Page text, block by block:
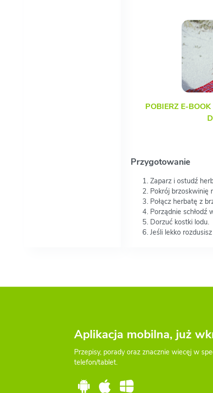
POBIERZ E-
Przygotowanie
Zaparz i ostudź
Pokrój brzoskwinię
Połącz herbatę z
Porządnie schłodź
Dorzuć kostki lodu.
Jeśli lekko
Aplikacja mobilna, już
Przepisy, porady oraz znacznie wiecęj w
telefon/tablet.